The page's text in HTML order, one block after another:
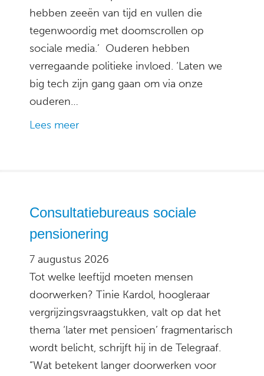
hebben zeeën van tijd en vullen die
tegenwoordig met doomscrollen op
sociale media.’ Ouderen hebben
verregaande politieke invloed. ‘Laten we
big tech zijn gang gaan om via onze
ouderen…
Lees meer
Consultatiebureaus sociale
pensionering
7 augustus 2026
Tot welke leeftijd moeten mensen
doorwerken? Tinie Kardol, hoogleraar
vergrijzingsvraagstukken, valt op dat het
thema ‘later met pensioen’ fragmentarisch
wordt belicht, schrijft hij in de Telegraaf.
“Wat betekent langer doorwerken voor